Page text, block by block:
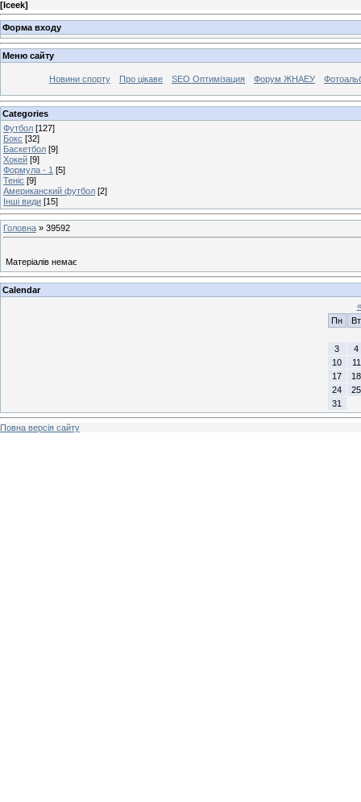
[Iceek]
Форма входу
Меню сайту
Новини спорту Про цікаве SEO Оптимізация Форум ЖНАЕУ
Categories
Футбол [127]
Бокс [32]
Баскетбол [9]
Хокей [9]
Формула - 1 [5]
Теніс [9]
Американский футбол [2]
Інші види [15]
Головна » 39592
Матеріалів немає
Calendar
«
Пн
Вт
3
4
10
11
17
18
24
25
31
Повна версія сайту